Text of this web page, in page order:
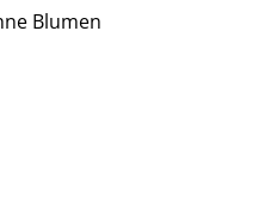
Blumen